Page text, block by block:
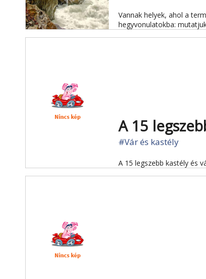
Vannak helyek, ahol a
hegyvonulatokba:
A 15
#Vár és kastély
A 15 legszebb kastély és